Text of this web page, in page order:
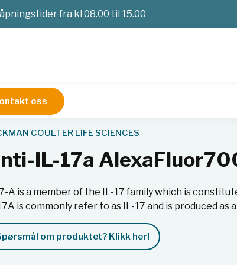
fra kl 08.00 til 15.00
oss
IL-17a AlexaFluor700, RUO
COULTER LIFE SCIENCES
IL-17a
A is a member of the IL-17 family which is
is commonly refer to as IL-17 and is produced as
om produktet? Klikk her!